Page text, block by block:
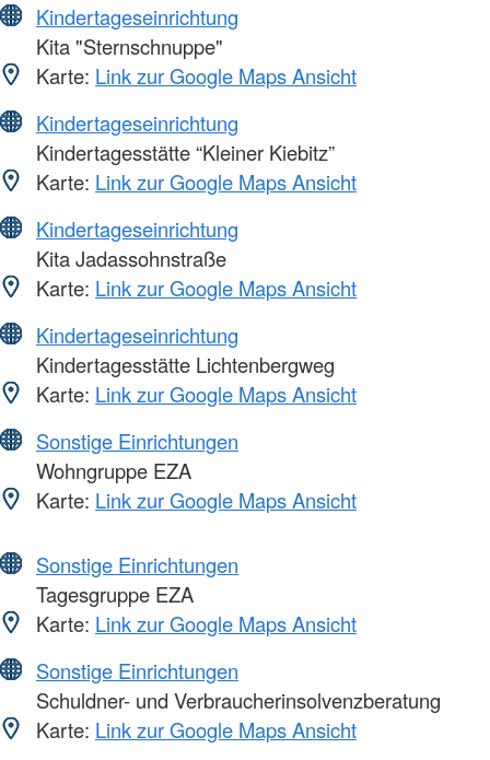
Kindertageseinrichtung
Kita "Sternschnuppe"
Karte: Link zur Google Maps Ansicht
Kindertageseinrichtung
Kindertagesstätte “Kleiner Kiebitz”
Karte: Link zur Google Maps Ansicht
Kindertageseinrichtung
Kita Jadassohnstraße
Karte: Link zur Google Maps Ansicht
Kindertageseinrichtung
Kindertagesstätte Lichtenbergweg
Karte: Link zur Google Maps Ansicht
Sonstige Einrichtungen
Wohngruppe EZA
Karte: Link zur Google Maps Ansicht
Sonstige Einrichtungen
Tagesgruppe EZA
Karte: Link zur Google Maps Ansicht
Sonstige Einrichtungen
Schuldner- und Verbraucherinsolvenzberatung
Karte: Link zur Google Maps Ansicht